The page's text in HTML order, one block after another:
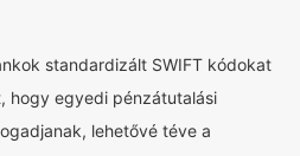
standardizált SWIFT kódokat
hogy egyedi pénzátutalási
lehetővé téve a